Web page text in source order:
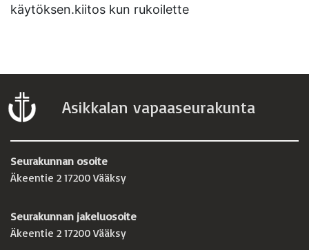
käytöksen.kiitos kun rukoilette
Asikkalan vapaaseurakunta
Seurakunnan osoite
Äkeentie 2 17200 Vääksy
Seurakunnan jakeluosoite
Äkeentie 2 17200 Vääksy